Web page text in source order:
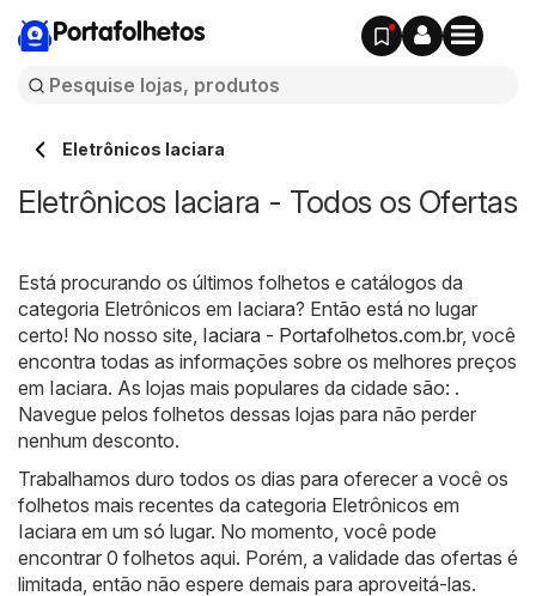
Portafolhetos
Eletrônicos Iaciara
Eletrônicos Iaciara - Todos os Ofertas
Está procurando os últimos folhetos e catálogos da
categoria Eletrônicos em Iaciara? Então está no lugar
certo! No nosso site, Iaciara - Portafolhetos.com.br, você
encontra todas as informações sobre os melhores preços
em Iaciara. As lojas mais populares da cidade são: .
Navegue pelos folhetos dessas lojas para não perder
nenhum desconto.
Trabalhamos duro todos os dias para oferecer a você os
folhetos mais recentes da categoria Eletrônicos em
Iaciara em um só lugar. No momento, você pode
encontrar 0 folhetos aqui. Porém, a validade das ofertas é
limitada, então não espere demais para aproveitá-las.